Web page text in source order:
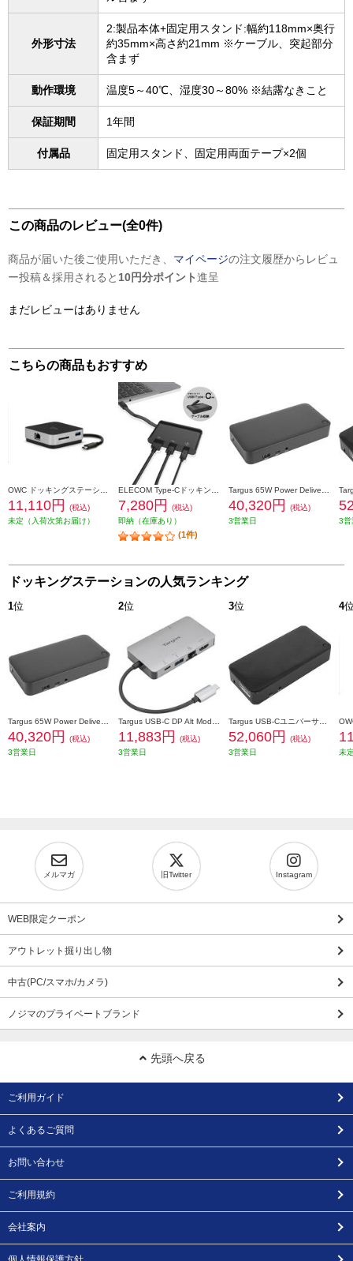
外形寸法
2:製品本体+固定用スタンド:幅約118mm×奥行
約35mm×高さ約21mm ※ケーブル、突起部分
含まず
動作環境 温度5～40℃、湿度30～80% ※結露なきこと
保証期間 1年間
付属品 固定用スタンド、固定用両面テープ×2個
この商品のレビュー(全0件)
商品が届いた後ご使用いただき、 マイページの注文履歴からレビュ
ー投稿＆採用されると 10円分ポイント進呈
まだレビューはありません
こちらの商品もおすすめ
11,110円
(税込)
未定（入荷次第お届け）
7,280円
(税込)
即納（在庫あり）
(1件)
40,320円
(税込)
3営業日
3営
ドッキングステーションの人気ランキング
1位
40,320円
(税込)
3営業日
2位
11,883円
(税込)
3営業日
3位
52,060円
(税込)
3営業日
4
未
メルマガ 旧Twitter Instagram
WEB限定クーポン
アウトレット掘り出し物
中古(PC/スマホ/カメラ)
ノジマのプライベートブランド
先頭へ戻る
ご利用ガイド
よくあるご質問
お問い合わせ
ご利用規約
会社案内